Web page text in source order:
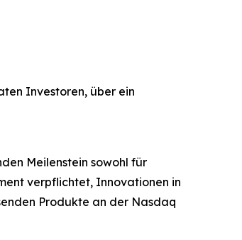
Investoren, über ein
Meilenstein sowohl für
verpflichtet, Innovationen in
Produkte an der Nasdaq